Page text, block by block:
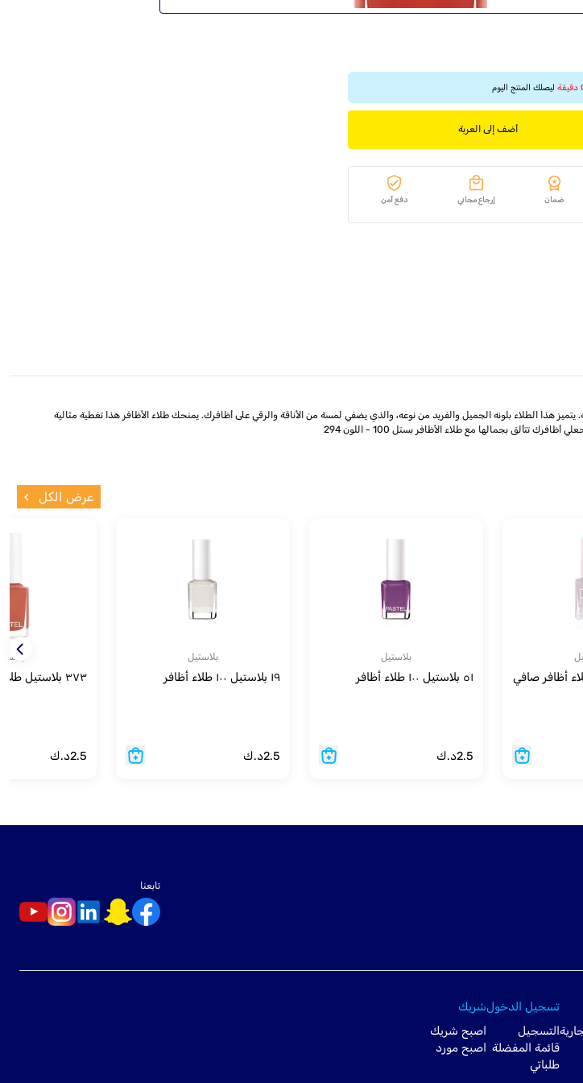
ليصلك المنتج اليوم
أضف إلى العربة
ضمان إرجاع مجاني دفع آمن
هو اختيار رائع لتحقيق مظهر أظافر رائعة وجذابة. يتميز هذا الطلاء بلونه الجميل والفريد من نوعه، والذي يضفي لمسة من الأناقة والرقي على أظافرك. يمنحك طلاء الأظافر هذا تغطية مثالية
بجمالها مع طلاء الأظافر بستل 100 - اللون 294
عرض الكل
بلاستيل
٥١ بلاستيل ١٠٠ طلاء أظافر
2.5د.ك
بلاستيل
١٩ بلاستيل ١٠٠ طلاء أظافر
2.5د.ك
٣٧٣ بلاستيل طلاء أظافر
2.5د.ك
تابعنا
تسجيل الدخول
التسجيل
قائمة المفضلة
طلباتي
شريك
اصبح شريك
اصبح مورد